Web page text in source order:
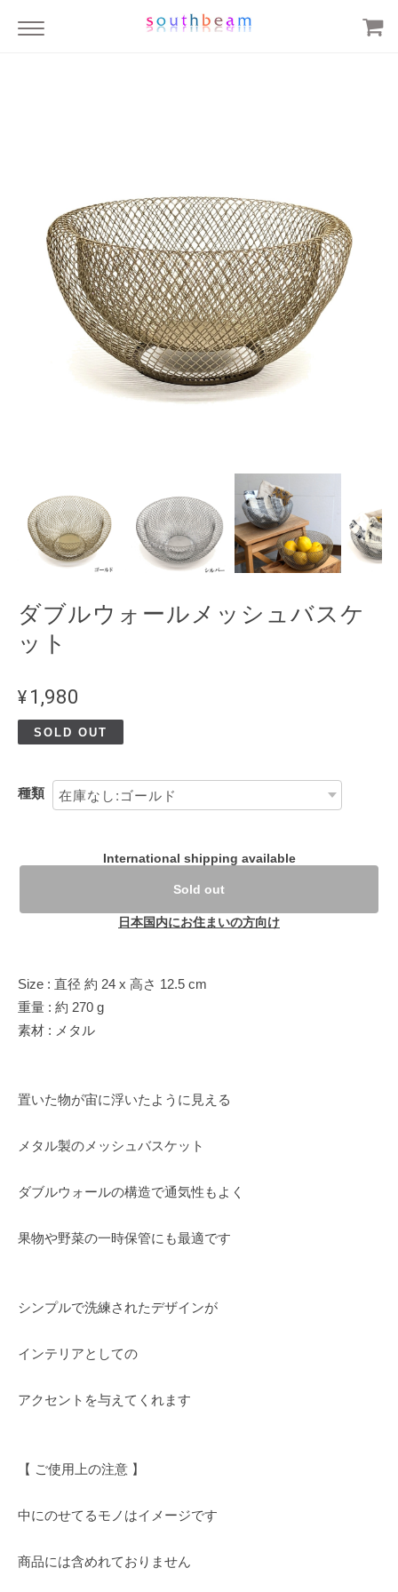
ダブルウォールメッシュバスケ
ット
¥1,980
SOLD OUT
種類
International shipping available
Sold out
日本国内にお住まいの方向け
Size : 直径 約 24 x 高さ 12.5 cm
重量 : 約 270 g
素材 : メタル
置いた物が宙に浮いたように見える
メタル製のメッシュバスケット
ダブルウォールの構造で通気性もよく
果物や野菜の一時保管にも最適です
シンプルで洗練されたデザインが
インテリアとしての
アクセントを与えてくれます
【 ご使用上の注意 】
中にのせてるモノはイメージです
商品には含めれておりません